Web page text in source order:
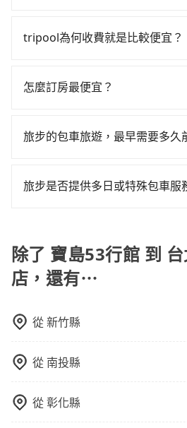
分小黃司機不按表收費，看乘客
鐵而不預約包車，不僅每人至少
的拼車共乘服務，最多可再節省
於絕大多數的租車公司都沒法提
費至少$3,000、九人座$6,000
看。依照里程跳錶計算，價格約
網預約，以免當場被坑受騙。綜
行館的包車旅遊，從單純的單趟
費用，網站試算即真實價格，免
划算。網站上可直接挑選小轎車
tripool為何收費就是比較便宜？
一次使用tripool的會擔心價格比
淘汰顧客評分較低的司機，且車
因來自於自行研發的AI車輛調度
用到不熟悉的司機或者轉單給其
低，如此便反應在服務品質的控
站上的價格是動態的，一般來說
要從寶島53行館去台北西門町意
怎麼訂房最便宜？
OTA (online travel agent) 來完
會員或者使用特定的信用卡，還
完後預定就完成，事先不用電話
告知付款完畢，一切都能在網路
或規模較小的飯店，有可能再多
在預定時要不選擇評分高、評論
煩，有些時候直接打電話問的價
得便宜，但缺點就是多數要匯款
或者國際Airbnb都值得推薦。
旅步的包車旅遊，最早需要多久
提供早鳥優惠，您越早預訂就能
旅步是否提供多日或特殊包車服
除了 寶島53行館 到
店，還有⋯
從新竹縣
從 南投縣
從彰化縣